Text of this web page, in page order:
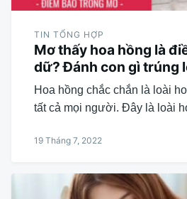
TIN TỔNG HỢP
Mơ thấy hoa hồng là
dữ? Đánh con gì trúng
Hoa hồng chắc chắn là loài
tất cả mọi người. Đây là loài
19 Tháng 7, 2022